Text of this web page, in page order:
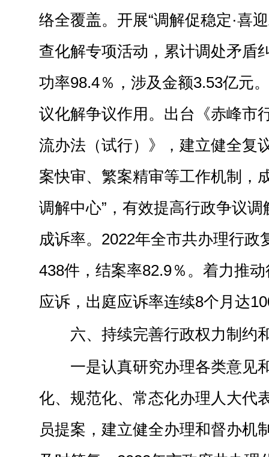
络全覆盖。开展“调解促稳定 ·喜
查化解专项活动，累计调处矛盾
功率98.4％，涉及金额3.53亿元。
议化解争议作用。 出台《赤峰市
流办法（试行）》，建立健全复
案快审、繁案精审等工作机制，
调解中心”，有效提高行政争议
成诉率。 2022年全市共办理行政
438件，结案率82.9％。着力推
应诉，出庭应诉率连续8个月达
六、 持续完善行政权力制约
一是认真研究办理各类意见
化、规范化、常态化办理人大代
员提案，建立健全办理和督办机